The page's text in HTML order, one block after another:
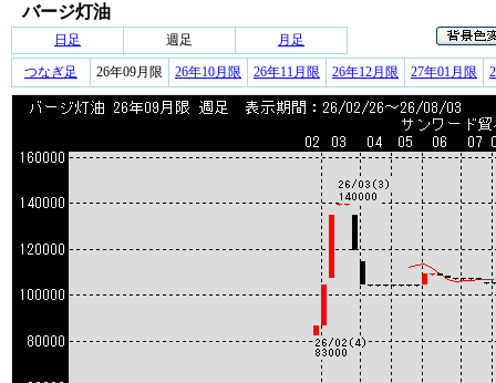
バージ灯油
日足 週足 月足
つなぎ足 26年09月限 26年10月限 26年11月限 26年12月限 27年01月限